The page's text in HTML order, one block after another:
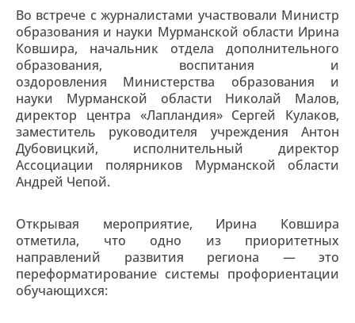
Во встрече с журналистами участвовали Министр
образования и науки Мурманской области Ирина
Ковшира, начальник отдела дополнительного
образования, воспитания и
оздоровления Министерства образования и
науки Мурманской области Николай Малов,
директор центра «Лапландия» Сергей Кулаков,
заместитель руководителя учреждения Антон
Дубовицкий, исполнительный директор
Ассоциации полярников Мурманской области
Андрей Чепой.
Открывая мероприятие, Ирина Ковшира
отметила, что одно из приоритетных
направлений развития региона — это
переформатирование системы профориентации
обучающихся: